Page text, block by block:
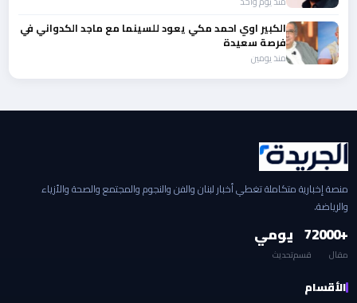
الكبير اوي احمد مكي يعود للسينما مع ماجد الكدواني في
فرصة سعيدة
منذ يومين
منصة إخبارية متكاملة تغطي أخبار لبنان والفن والنجوم والمجتمع والصحة والأزياء
والرياضة.
+2000
مقال
7
قسم
يومي
تحديث
الأقسام